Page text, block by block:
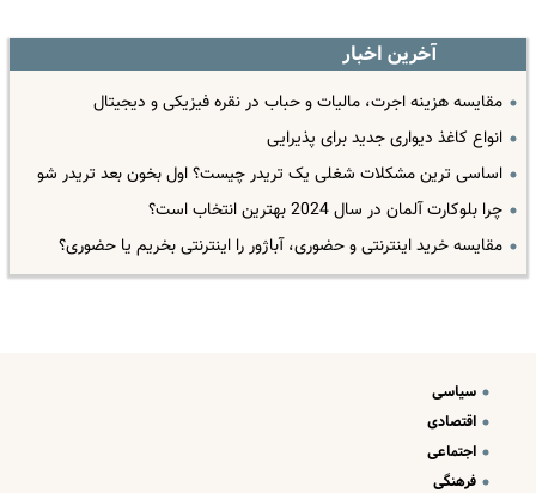
آخرین اخبار
مقایسه هزینه اجرت، مالیات و حباب در نقره فیزیکی و دیجیتال
انواع کاغذ دیواری جدید برای پذیرایی
اساسی ترین مشکلات شغلی یک تریدر چیست؟ اول بخون بعد تریدر شو
چرا بلوکارت آلمان در سال 2024 بهترین انتخاب است؟
مقایسه خرید اینترنتی و حضوری، آباژور را اینترنتی بخریم یا حضوری؟
سیاسی
اقتصادی
اجتماعی
فرهنگی